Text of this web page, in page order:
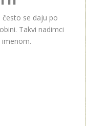
često se daju po
Takvi nadimci
imenom.